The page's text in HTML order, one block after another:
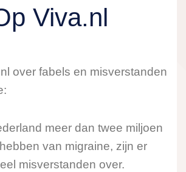
Viva.nl
over fabels en misverstanden
meer dan twee miljoen
van migraine, zijn er
misverstanden over.